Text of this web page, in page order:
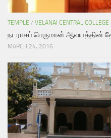
TEMPLE / VELANAI CENTRAL COLLEGE
நடராசப் பெருமான் ஆலயத்தின்
MARCH 24, 2016